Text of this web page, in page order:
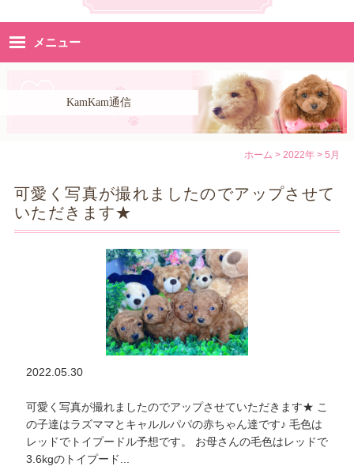
メニュー
飼い主さんギャラリー
トイプードルについて
お役立ち情報
KamKam通信
ホーム > 2022年 >5月
可愛く写真が撮れましたのでアップさせて
いただきます★
2022.05.30
可愛く写真が撮れましたのでアップさせていただきます★ こ
の子達はラズママとキャルルパパの赤ちゃん達です♪ 毛色は
レッドでトイプードル予想です。 お母さんの毛色はレッドで
3.6kgのトイプード...